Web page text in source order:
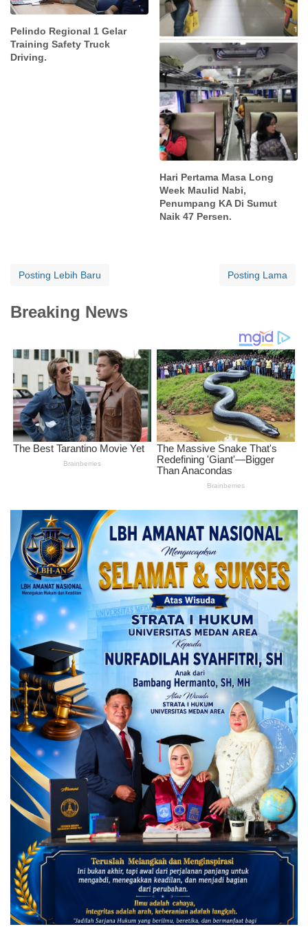
Pelindo Regional 1 Gelar
Training Safety Truck
Driving.
Hari Pertama Masa Long
Week Maulid Nabi,
Penumpang KA Di Sumut
Naik 47 Persen.
Posting Lebih Baru Posting Lama
Breaking News